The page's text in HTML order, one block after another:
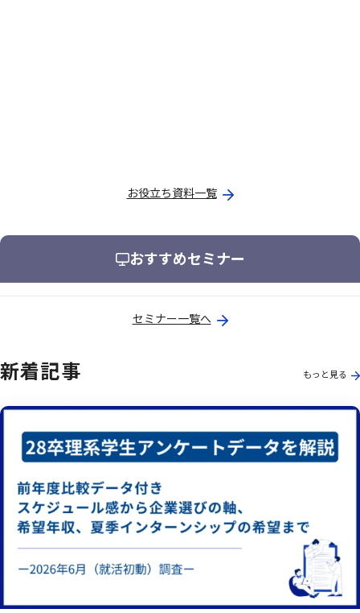
お役立ち資料一覧
おすすめセミナー
セミナー一覧へ
新着記事 もっと見る